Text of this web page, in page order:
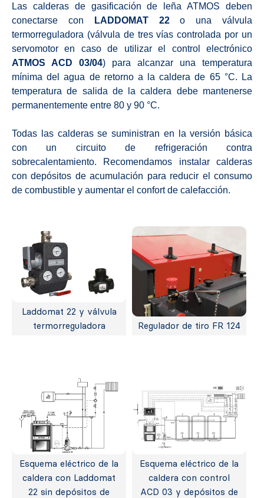
Las calderas de gasificación de leña ATMOS deben
conectarse con
LADDOMAT 22o una válvula
termorreguladora (válvula de tres vías controlada por un
servomotor en caso de utilizar el control electrónico
ATMOS ACD 03/04) para alcanzar una temperatura
mínima del agua de retorno a la caldera de 65 °C. La
temperatura de salida de la caldera debe mantenerse
permanentemente entre 80 y 90 °C.
Todas las calderas se suministran en la versión básica
con un circuito de refrigeración contra
sobrecalentamiento. Recomendamos instalar calderas
con depósitos de acumulación para reducir el consumo
de combustible y aumentar el confort de calefacción.
Laddomat 22 y válvula
termorreguladora
Regulador de tiro FR 124
Esquema eléctrico de la
caldera con Laddomat
22 sin depósitos de
Esquema eléctrico de la
caldera con control
ACD 03 y depósitos de